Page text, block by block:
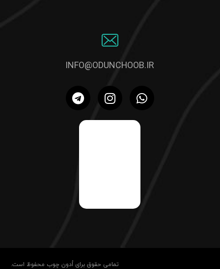
INFO@ODUNCHOOB.IR
تمامی حقوق برای اُدون چوب محفوظ است.